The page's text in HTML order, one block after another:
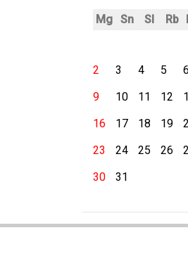
Mg Sn Sl Rb
2
3 4 5 6
9
10 11 12
16
17 18 19
23
24 25 26
30
31